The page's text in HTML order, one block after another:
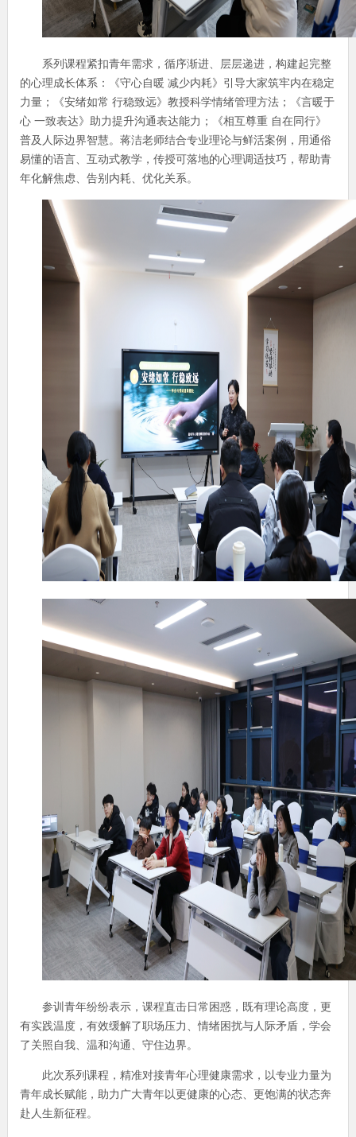
系列课程紧扣青年需求，循序渐进、层层递进，构建起完整
的心理成长体系：《守心自暖 减少内耗》引导大家筑牢内在稳定
力量；《安绪如常 行稳致远》教授科学情绪管理方法；《言暖于
心 一致表达》助力提升沟通表达能力；《相互尊重 自在同行》
普及人际边界智慧。蒋洁老师结合专业理论与鲜活案例，用通俗
易懂的语言、互动式教学，传授可落地的心理调适技巧，帮助青
年化解焦虑、告别内耗、优化关系。
参训青年纷纷表示，课程直击日常困惑，既有理论高度，更
有实践温度，有效缓解了职场压力、情绪困扰与人际矛盾，学会
了关照自我、温和沟通、守住边界。
此次系列课程，精准对接青年心理健康需求，以专业力量为
青年成长赋能，助力广大青年以更健康的心态、更饱满的状态奔
赴人生新征程。